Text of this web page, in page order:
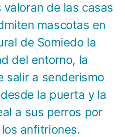
valoran de las casas
mascotas en
de Somiedo la
del entorno, la
salir a senderismo
la puerta y la
a sus perros por
anfitriones.